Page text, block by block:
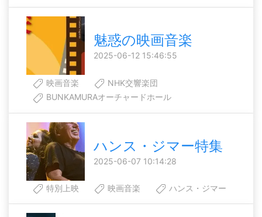
魅惑の映画音楽
2025-06-12 15:46:55
映画音楽
NHK交響楽団
BUNKAMURAオーチャードホール
ハンス・ジマー特集
2025-06-07 10:14:28
特別上映 映画音楽 ハンス・ジマー